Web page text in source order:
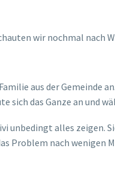
wir nochmal nach
aus der
das Ganze an und
alles zeigen.
Problem nach wenigen